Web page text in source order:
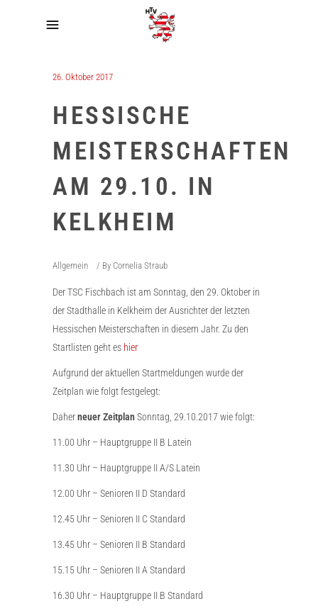
26. Oktober 2017
HESSISCHE
MEISTERSCHAFTEN
AM 29.10. IN
KELKHEIM
Allgemein By Cornelia Straub
Der TSC Fischbach ist am Sonntag, den 29. Oktober in
der Stadthalle in Kelkheim der Ausrichter der letzten
Hessischen Meisterschaften in diesem Jahr. Zu den
Startlisten geht es hier
Aufgrund der aktuellen Startmeldungen wurde der
Zeitplan wie folgt festgelegt:
Daherneuer Zeitplan Sonntag, 29.10.2017 wie folgt:
11.00 Uhr – Hauptgruppe II B Latein
11.30 Uhr – Hauptgruppe II A/S Latein
12.00 Uhr – Senioren II D Standard
12.45 Uhr – Senioren II C Standard
13.45 Uhr – Senioren II B Standard
15.15 Uhr – Senioren II A Standard
16.30 Uhr – Hauptgruppe II B Standard